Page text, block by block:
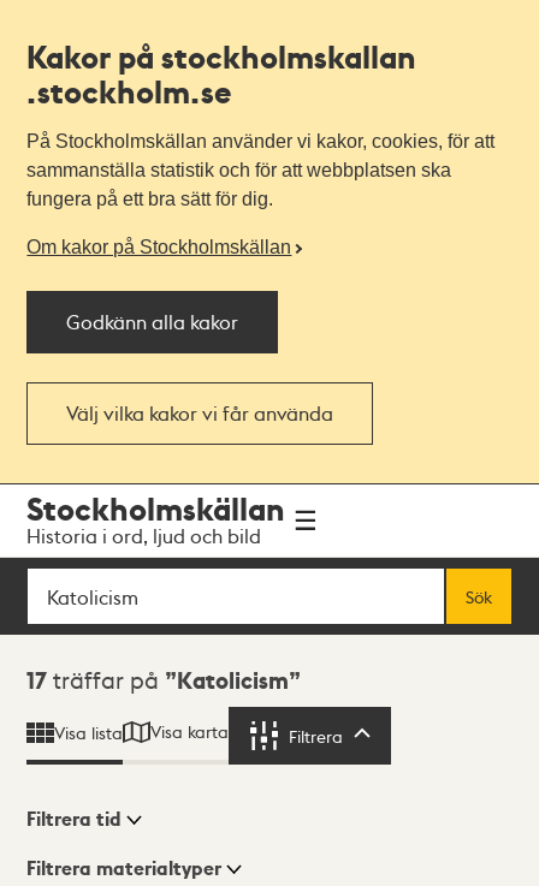
Kakor på stockholmskallan
.stockholm.se
På Stockholmskällan använder vi kakor, cookies, för att
sammanställa statistik och för att webbplatsen ska
fungera på ett bra sätt för dig.
Om kakor på Stockholmskällan
Godkänn alla kakor
Välj vilka kakor vi får använda
navigationen
huvudinnehållet
Stockholmskällan
Historia i ord, ljud och bild
Sök
Sök
Sökresultat
17 träffar på Katolicism
Visa lista Visa karta Filtrera
Visningsläge
Filtrera tid
Filtrera materialtyper